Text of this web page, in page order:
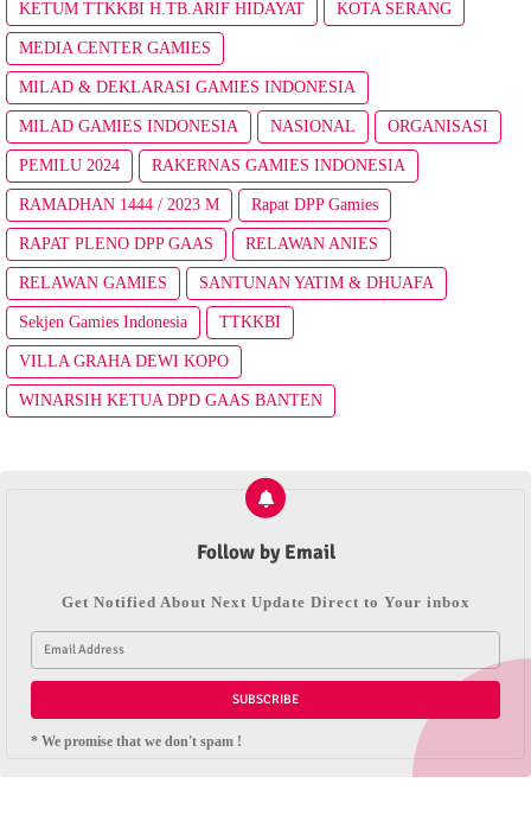
KETUM TTKKBI H.TB.ARIF HIDAYAT KOTA SERANG
MEDIA CENTER GAMIES
MILAD & DEKLARASI GAMIES INDONESIA
MILAD GAMIES INDONESIA NASIONAL ORGANISASI
PEMILU 2024 RAKERNAS GAMIES INDONESIA
RAMADHAN 1444 / 2023 M Rapat DPP Gamies
RAPAT PLENO DPP GAAS RELAWAN ANIES
RELAWAN GAMIES SANTUNAN YATIM & DHUAFA
Sekjen Gamies Indonesia TTKKBI
VILLA GRAHA DEWI KOPO
WINARSIH KETUA DPD GAAS BANTEN
Follow by Email
Get Notified About Next Update Direct to Your inbox
* We promise that we don't spam !